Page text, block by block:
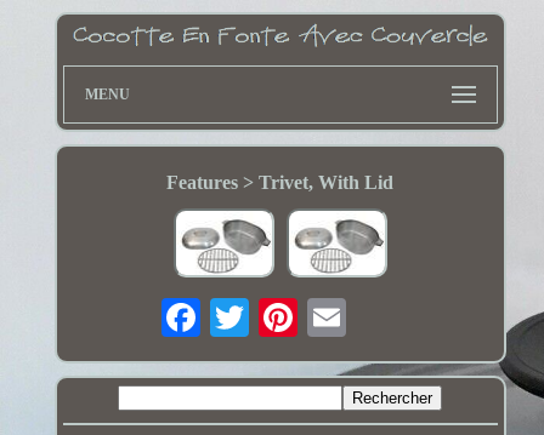
MENU
Features > Trivet, With Lid